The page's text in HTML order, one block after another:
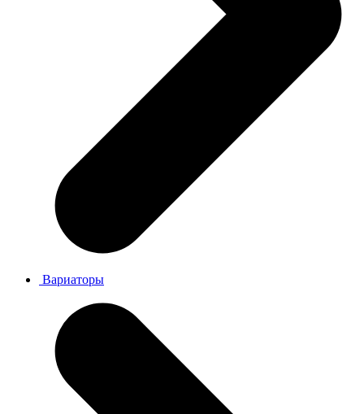
Вариаторы